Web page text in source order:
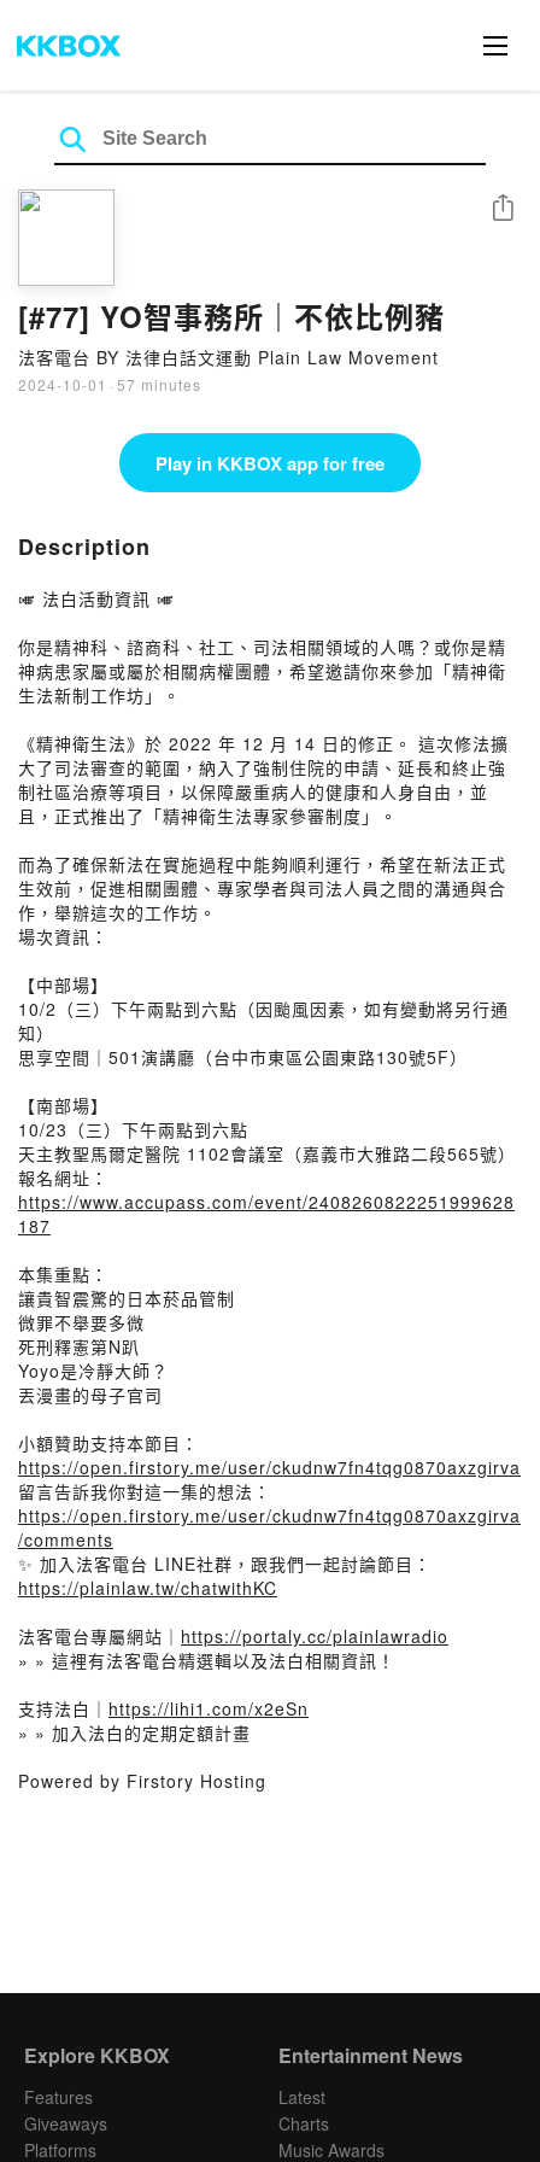
[#77] YO智事務所｜不依比例豬
法客電台 BY 法律白話文運動 Plain Law Movement
2024-10-01 · 57 minutes
Share
Play in KKBOX app for free
Description
🎺 法白活動資訊 🎺
你是精神科、諮商科、社工、司法相關領域的人嗎？或你是精
神病患家屬或屬於相關病權團體，希望邀請你來參加「精神衛
生法新制工作坊」。
《精神衛生法》於 2022 年 12 月 14 日的修正。 這次修法擴
大了司法審查的範圍，納入了強制住院的申請、延長和終止強
制社區治療等項目，以保障嚴重病人的健康和人身自由，並
且，正式推出了「精神衛生法專家參審制度」。
而為了確保新法在實施過程中能夠順利運行，希望在新法正式
生效前，促進相關團體、專家學者與司法人員之間的溝通與合
作，舉辦這次的工作坊。
場次資訊：
【中部場】
10/2（三）下午兩點到六點（因颱風因素，如有變動將另行通
知）
思享空間｜501演講廳（台中市東區公園東路130號5F）
【南部場】
10/23（三）下午兩點到六點
天主教聖馬爾定醫院 1102會議室（嘉義市大雅路二段565號）
報名網址：
https://www.accupass.com/event/2408260822251999628
187
本集重點：
讓貴智震驚的日本菸品管制
微罪不舉要多微
死刑釋憲第N趴
Yoyo是冷靜大師？
丟漫畫的母子官司
小額贊助支持本節目：
https://open.firstory.me/user/ckudnw7fn4tqg0870axzgirva
留言告訴我你對這一集的想法：
https://open.firstory.me/user/ckudnw7fn4tqg0870axzgirva
/comments
✨ 加入法客電台 LINE社群，跟我們一起討論節目：
https://plainlaw.tw/chatwithKC
法客電台專屬網站｜ https://portaly.cc/plainlawradio
» » 這裡有法客電台精選輯以及法白相關資訊！
支持法白｜ https://lihi1.com/x2eSn
» » 加入法白的定期定額計畫
Powered by Firstory Hosting
Explore KKBOX
Features
Giveaways
Platforms
Entertainment News
Latest
Charts
Music Awards